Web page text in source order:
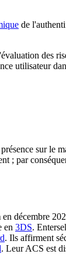
de
des
utilisateur
sur le
décembre
en 3DS.
. Ils affirment
. Leur ACS est